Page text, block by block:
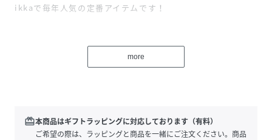
ikkaで毎年人気の定番アイテムです！
薄くてとても軽い、サラッとしたタッチです。
ストレッチ混で履きやすく、汗をかいても貼りつき感なく着
ランダムなプリーツが施され、ウエストにリボンがついたワ
イドなシルエットのパンツです。
more
redeem本商品はギフトラッピングに対応しております（有料）
ご希望の際は、ラッピングと商品を一緒にご注文ください。商品